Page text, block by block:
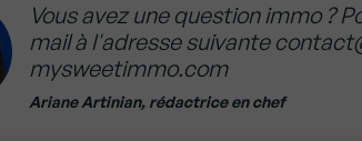
Vous avez une question immo ?
mail à l'adresse suivante
mysweetimmo.com
Ariane Artinian, rédactrice en chef